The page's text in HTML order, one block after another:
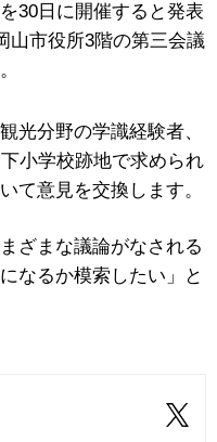
30日に開催すると発表
山市役所3階の第三会議
光分野の学識経験者、
下小学校跡地で求められ
て意見を交換します。
ざまな議論がなされる
なるか模索したい」と